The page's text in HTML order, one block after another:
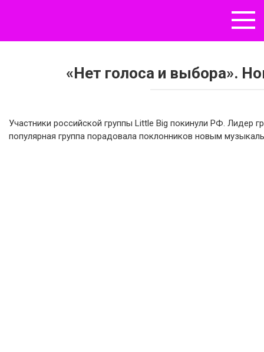
«Нет голоса и выбора».
Участники российской группы Little Big покинули РФ. Лидер
популярная группа порадовала поклонников новым